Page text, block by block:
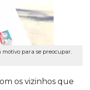
para se preocupar.
os vizinhos que